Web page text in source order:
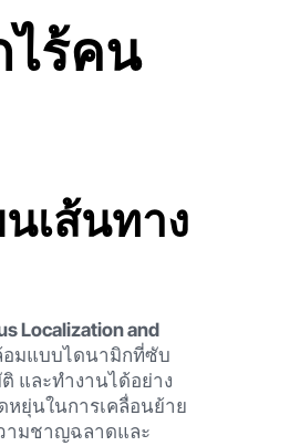
ไร้คน
เส้นทาง
Localization and
อมแบบไดนามิกที่ซับ
และทำงานได้อย่าง
ยุ่นในการเคลื่อนย้าย
ามชาญฉลาดและ